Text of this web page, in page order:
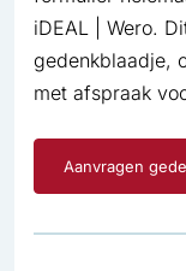
iDEAL | Wero.
gedenkblaadje,
met afspraak
Aanvragen